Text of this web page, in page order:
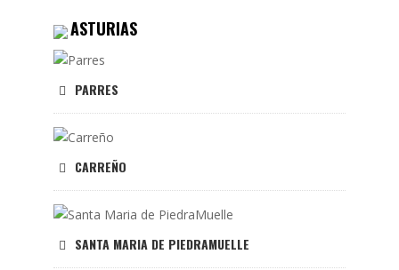
ASTURIAS
PARRES
CARREÑO
SANTA MARIA DE PIEDRAMUELLE